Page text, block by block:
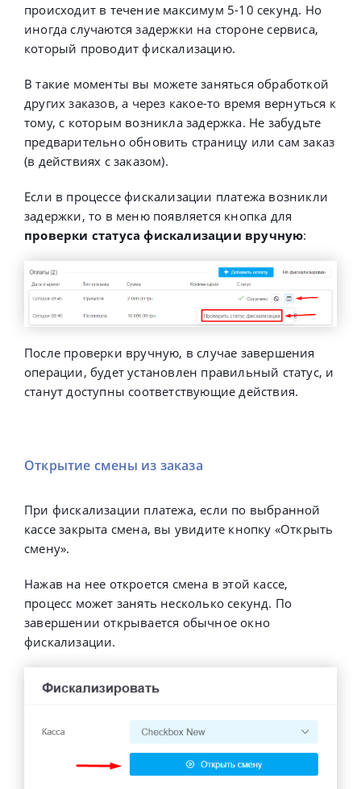
происходит в течение максимум 5-10 секунд. Но
иногда случаются задержки на стороне сервиса,
который проводит фискализацию.
В такие моменты вы можете заняться обработкой
других заказов, а через какое-то время вернуться к
тому, с которым возникла задержка. Не забудьте
предварительно обновить страницу или сам заказ
(в действиях с заказом).
Если в процессе фискализации платежа возникли
задержки, то в меню появляется кнопка для
проверки статуса фискализации вручную:
После проверки вручную, в случае завершения
операции, будет установлен правильный статус, и
станут доступны соответствующие действия.
Открытие смены из заказа
При фискализации платежа, если по выбранной
кассе закрыта смена, вы увидите кнопку «Открыть
смену».
Нажав на нее откроется смена в этой кассе,
процесс может занять несколько секунд. По
завершении открывается обычное окно
фискализации.